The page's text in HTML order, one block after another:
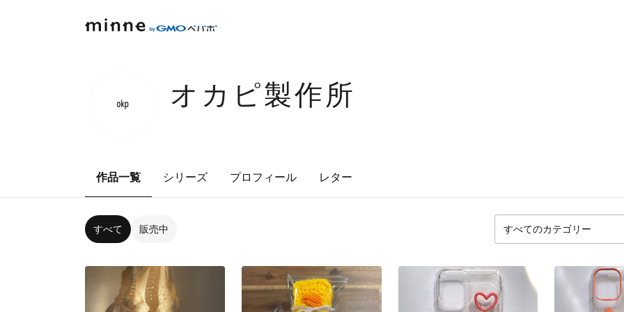
オカピ製作所
作品一覧 シリーズ プロフィール レター
すべて 販売中